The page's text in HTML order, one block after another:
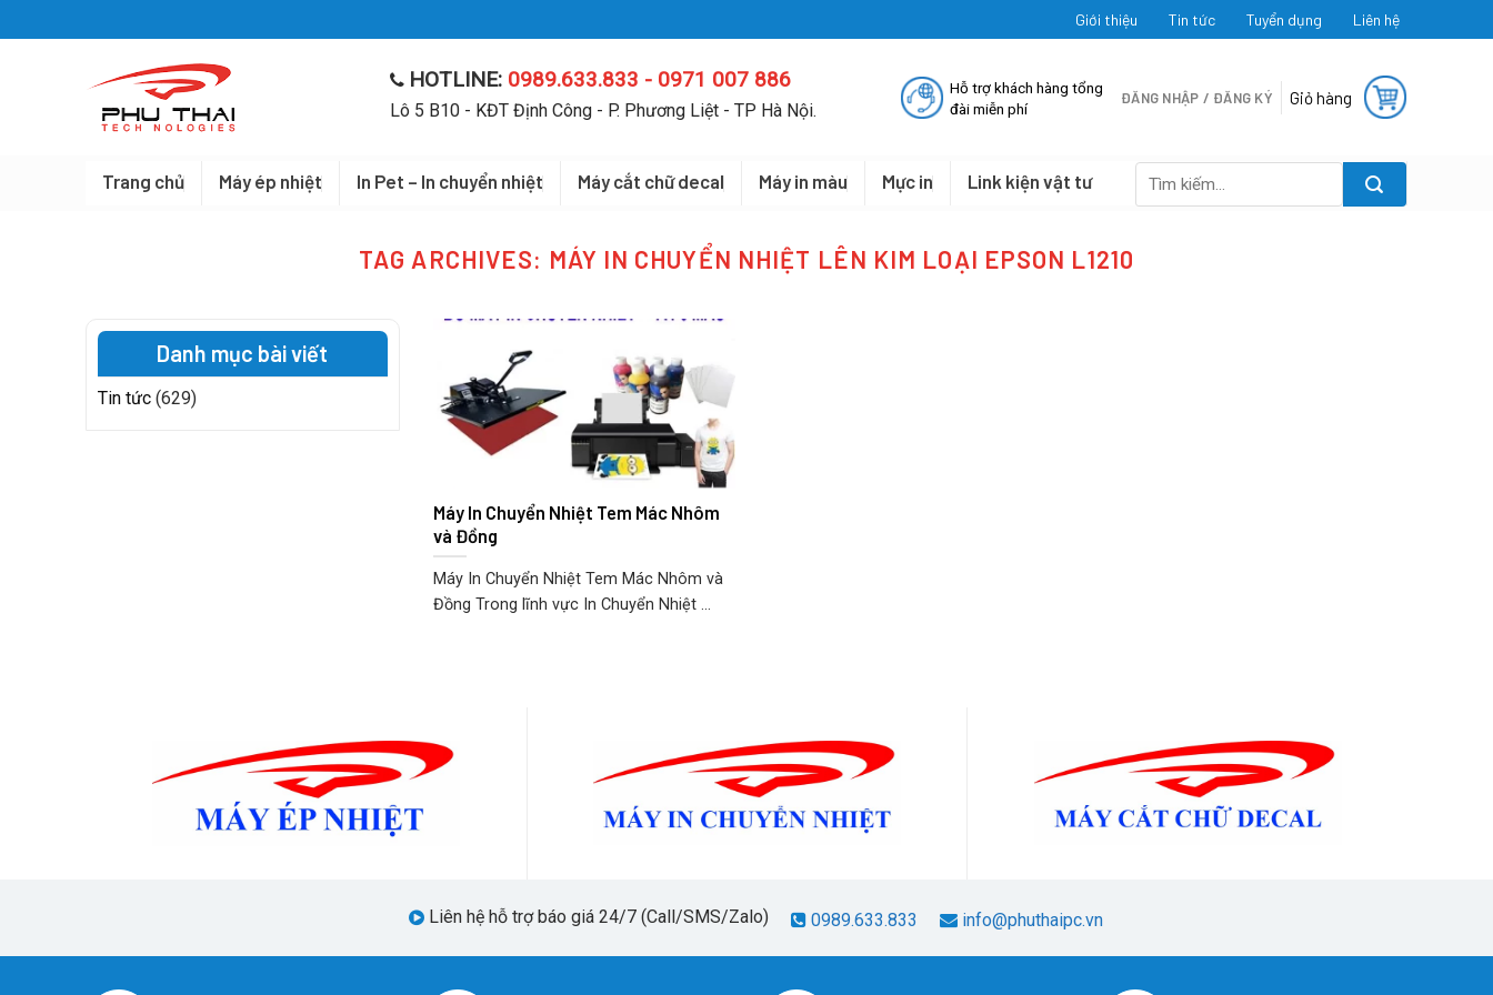
to
Giới thiệu Tin tức Tuyển dụng Liên hệ
HOTLINE: 0989.633.833 - 0971 007 886
Lô 5 B10 - KĐT Định Công - P. Phương Liệt - TP Hà Nội.
Hỗ trợ khách hàng tổng
đài miễn phí
ĐĂNG NHẬP / ĐĂNG KÝ Giỏ hàng
Trang chủ Máy ép nhiệt In Pet – In chuyển nhiệt Máy cắt chữ decal Máy in màu Mực in Link kiện vật tư Tìm
TAG ARCHIVES: MÁY IN CHUYỂN NHIỆT LÊN KIM LOẠI EPSON L1210
Danh mục bài viết
Tin tức (629)
Máy In Chuyển Nhiệt Tem Mác Nhôm
và Đồng
Máy In Chuyển Nhiệt Tem Mác Nhôm và
Đồng Trong lĩnh vực In Chuyển Nhiệt ...
Liên hệ hỗ trợ báo giá 24/7 (Call/SMS/Zalo) 0989.633.833 info@phuthaipc.vn